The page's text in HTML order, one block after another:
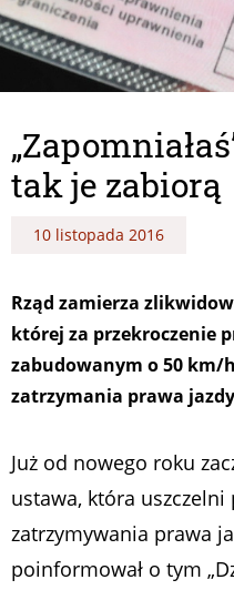
tak je zabiorą
10 listopada 2016
Rząd zamierza
której za przekroczenie
zabudowanym o 50 km/
zatrzymania prawa
Już od nowego roku
ustawa, która
zatrzymywania prawa
poinformował o tym